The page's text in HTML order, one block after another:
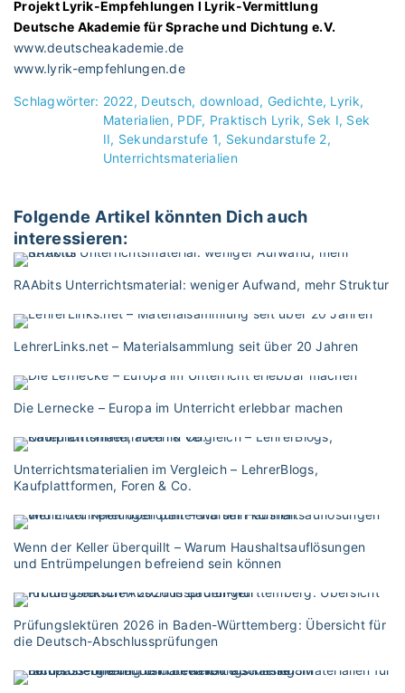
Projekt Lyrik-Empfehlungen l Lyrik-Vermittlung
Deutsche Akademie für Sprache und Dichtung e.V.
www.deutscheakademie.de
www.lyrik-empfehlungen.de
Schlagwörter: 2022 Deutsch download Gedichte Lyrik
Materialien
PDF Praktisch Lyrik Sek I Sek
II
Sekundarstufe 1
Sekundarstufe 2
Unterrichtsmaterialien
Folgende Artikel könnten Dich auch
interessieren:
RAAbits Unterrichtsmaterial: weniger Aufwand, mehr Struktur
LehrerLinks.net – Materialsammlung seit über 20 Jahren
Die Lernecke – Europa im Unterricht erlebbar machen
Unterrichtsmaterialien im Vergleich – LehrerBlogs,
Kaufplattformen, Foren & Co.
Wenn der Keller überquillt – Warum Haushaltsauflösungen
und Entrümpelungen befreiend sein können
Prüfungslektüren 2026 in Baden-Württemberg: Übersicht für
die Deutsch-Abschlussprüfungen